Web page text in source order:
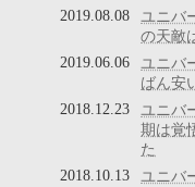
ユニバ
の天敵
2019.08.08
ユニバ
ばん安
2019.06.06
ユニバ
期は覚
た
2018.12.23
ユニバ
2018.10.13